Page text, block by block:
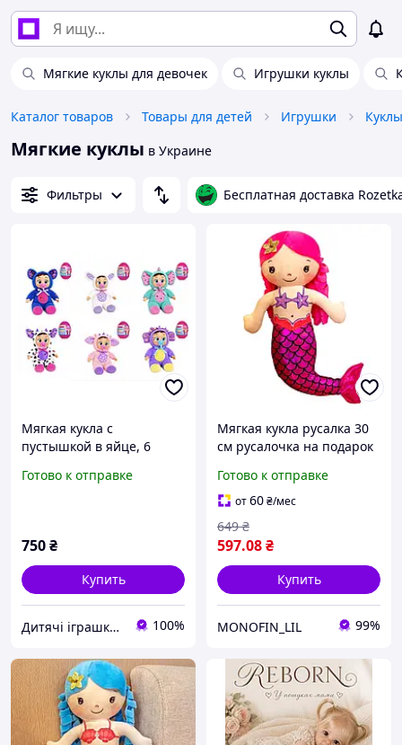
Мягкие куклы для девочек Игрушки куклы
Каталог товаров Товары для детей Игрушки
Мягкие куклы в Украине
Фильтры Бесплатная доставка
Мягкая кукла с
пустышкой в яйце, 6
звуковые эффекты
Готово к отправке
750₴
Купить
Дитячі іграшки ArNiktoys 100%
Мягкая кукла русалка 30
см русалочка на подарок
Готово к отправке
от60₴/мес
597.08₴
649 ₴
Купить
MONOFIN_LIL 99%